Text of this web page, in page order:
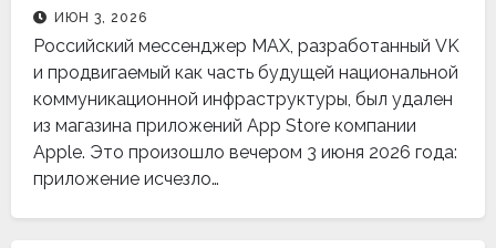
ИЮН 3, 2026
Российский мессенджер MAX, разработанный VK
и продвигаемый как часть будущей национальной
коммуникационной инфраструктуры, был удален
из магазина приложений App Store компании
Apple. Это произошло вечером 3 июня 2026 года:
приложение исчезло…